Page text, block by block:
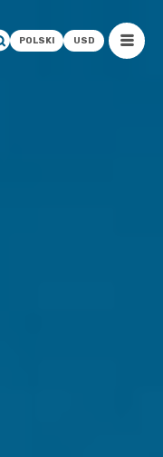
POLSKI USD